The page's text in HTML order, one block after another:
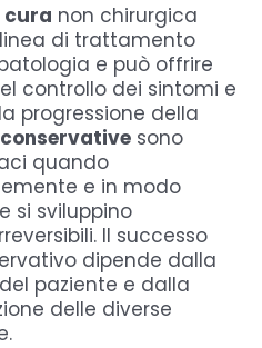
cura non chirurgica
di trattamento
e può offrire
controllo dei sintomi e
progressione della
sono
quando
e in modo
si sviluppino
Il successo
dipende dalla
paziente e dalla
delle diverse